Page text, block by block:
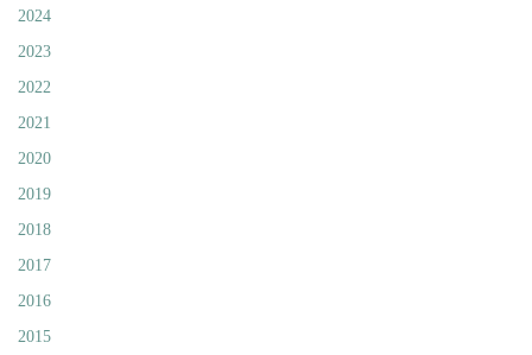
2024
2023
2022
2021
2020
2019
2018
2017
2016
2015